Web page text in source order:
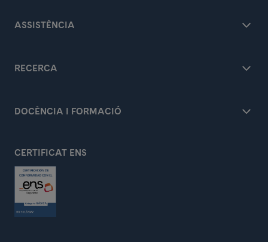
ASSISTÈNCIA
RECERCA
DOCÈNCIA I FORMACIÓ
CERTIFICAT ENS